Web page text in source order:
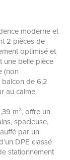
moderne et
2 pièces de
optimisé et
une belle pièce
(non
balcon de 6,2
au calme.
m², offre un
spacieuse,
par un
DPE classé
stationnement